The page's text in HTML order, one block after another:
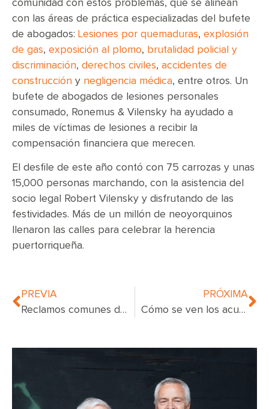
comunidad con estos problemas, que se alinean
con las áreas de práctica especializadas del bufete
de abogados: Lesiones por quemaduras, explosión
de gas, exposición al plomo, brutalidad policial y
discriminación, derechos civiles, accidentes de
construcción y negligencia médica, entre otros. Un
bufete de abogados de lesiones personales
consumado, Ronemus & Vilensky ha ayudado a
miles de víctimas de lesiones a recibir la
compensación financiera que merecen.
El desfile de este año contó con 75 carrozas y unas
15,000 personas marchando, con la asistencia del
socio legal Robert Vilensky y disfrutando de las
festividades. Más de un millón de neoyorquinos
llenaron las calles para celebrar la herencia
puertorriqueña.
PREVIA
Reclamos comunes de compensación por lesiones cerebrales
PRÓXIMA
Cómo se ven los acuerdos de demanda por parálisis de Erb